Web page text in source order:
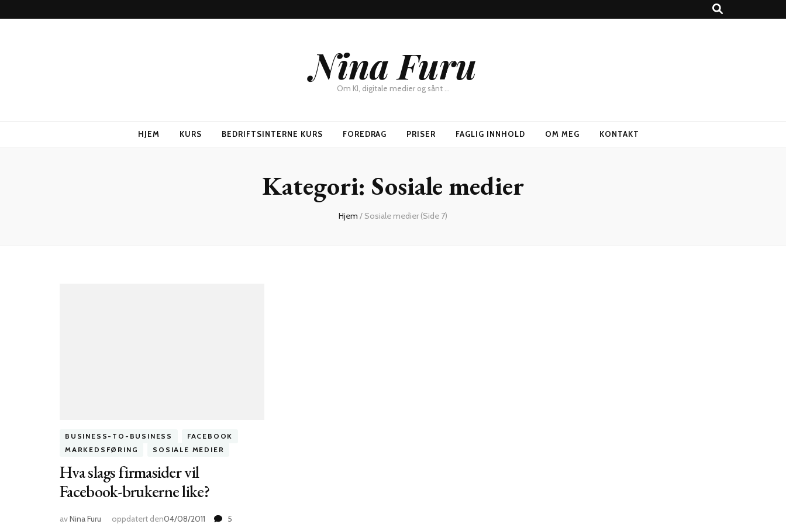
Nina Furu
Om KI, digitale medier og sånt …
HJEM KURS BEDRIFTSINTERNE KURS FOREDRAG PRISER FAGLIG INNHOLD OM MEG KONTAKT
Kategori: Sosiale medier
Hjem / Sosiale medier (Side 7)
BUSINESS-TO-BUSINESS
FACEBOOK
MARKEDSFØRING
SOSIALE MEDIER
Hva slags firmasider vil
Facebook-brukerne like?
avNina Furu oppdatert den04/08/2011 5